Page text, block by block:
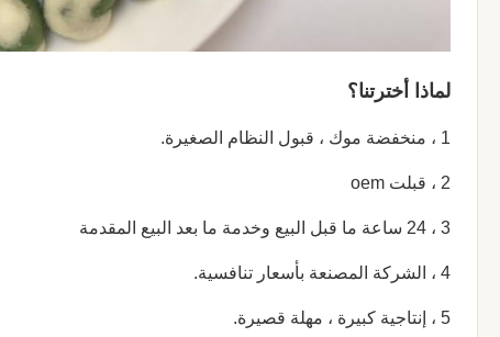
لماذا أخترتنا؟
1 ، منخفضة موك ، قبول النظام الصغيرة.
2 ، قبلت oem
3 ، 24 ساعة ما قبل البيع وخدمة ما بعد البيع المقدمة
4 ، الشركة المصنعة بأسعار تنافسية.
5 ، إنتاجية كبيرة ، مهلة قصيرة.